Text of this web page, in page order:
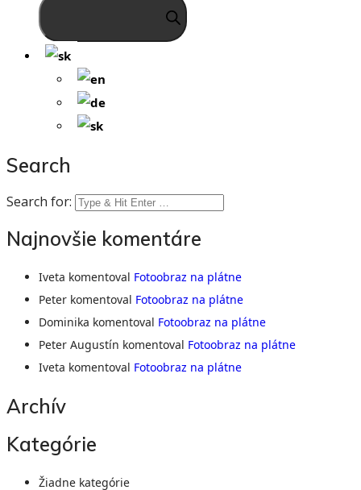
Search
Search for:
Najnovšie komentáre
Iveta komentoval Fotoobraz na plátne
Peter komentoval Fotoobraz na plátne
Dominika komentoval Fotoobraz na plátne
Peter Augustín komentoval Fotoobraz na plátne
Iveta komentoval Fotoobraz na plátne
Archív
Kategórie
Žiadne kategórie